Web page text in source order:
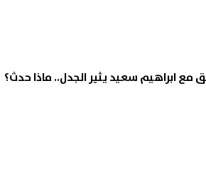
مع ابراهيم سعيد يثير الجدل.. ماذا حدث؟